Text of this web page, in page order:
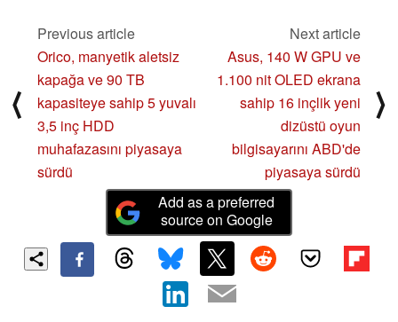
⟨
Previous article
Orico, manyetik aletsiz
kapağa ve 90 TB
kapasiteye sahip 5 yuvalı
3,5 inç HDD
muhafazasını piyasaya
sürdü
Next article
Asus, 140 W GPU ve
1.100 nit OLED ekrana
sahip 16 inçlik yeni
dizüstü oyun
bilgisayarını ABD'de
piyasaya sürdü
⟩
Add as a preferred
source on Google